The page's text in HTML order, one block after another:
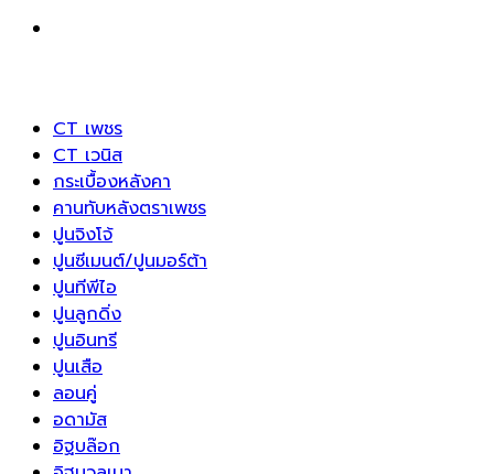
CT เพชร
CT เวนิส
กระเบื้องหลังคา
คานทับหลังตราเพชร
ปูนจิงโจ้
ปูนซีเมนต์/ปูนมอร์ต้า
ปูนทีพีไอ
ปูนลูกดิ่ง
ปูนอินทรี
ปูนเสือ
ลอนคู่
อดามัส
อิฐบล๊อก